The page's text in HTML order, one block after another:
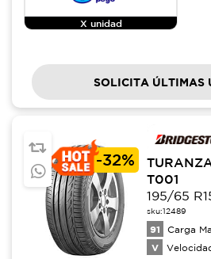
X unidad
SOLICITA ÚLTIMAS
-32%
T001
195/65
sku:12489
91 Carga
V